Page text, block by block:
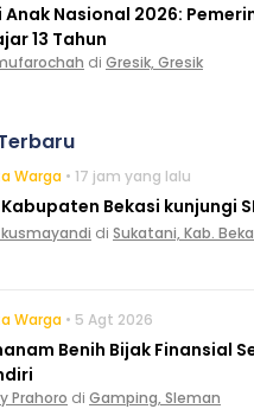
Anak Nasional 2026:
13 Tahun
di Gresik, Gresik
Warga • 17 jam yang lalu
Kabupaten Bekasi kunjungi
di Sukatani, Kab.
Warga • 5 Agt 2026
Benih Bijak Finansial
Prahoro di Gamping, Sleman